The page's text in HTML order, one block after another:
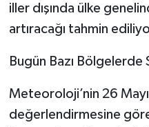
iller dışında ülke
artıracağı tahmin
Bugün Bazı Bölgelerde
Meteoroloji’nin 26
değerlendirmesine